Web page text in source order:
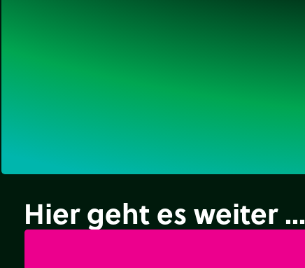
Hier geht es weiter ...